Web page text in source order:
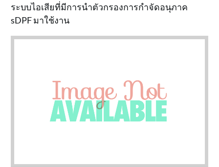
ระบบไอเสียที่มีการนำตัวกรองการกำจัดอนุภาค
sDPF มาใช้งาน